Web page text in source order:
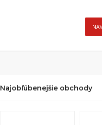
Najobľúbenejšie obchody